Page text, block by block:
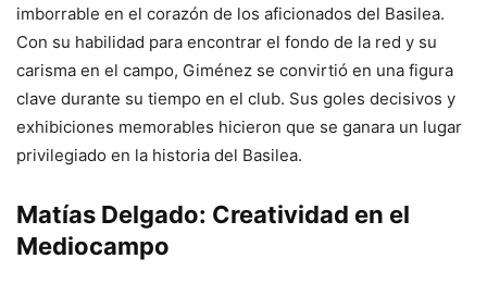
imborrable en el corazón de los aficionados del Basilea.
Con su habilidad para encontrar el fondo de la red y su
carisma en el campo, Giménez se convirtió en una figura
clave durante su tiempo en el club. Sus goles decisivos y
exhibiciones memorables hicieron que se ganara un lugar
privilegiado en la historia del Basilea.
Matías Delgado: Creatividad en el
Mediocampo